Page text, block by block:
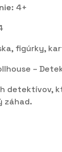
4+
figúrky,
–
detektívov,
záhad.